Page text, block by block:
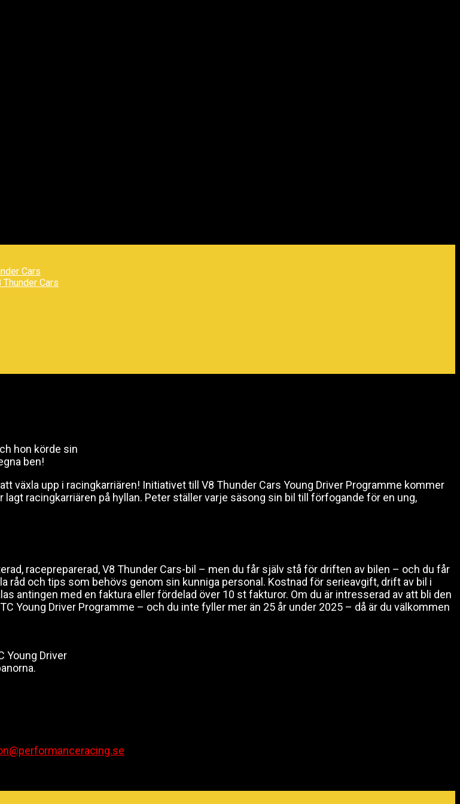
Cars
Thunder Cars
hon körde sin
ben!
växla upp i racingkarriären! Initiativet till V8 Thunder Cars Young Driver Programme kommer
racingkarriären på hyllan. Peter ställer varje säsong sin bil till förfogande för en ung,
racepreparerad, V8 Thunder Cars-bil – men du får själv stå för driften av bilen – och du får
och tips som behövs genom sin kunniga personal. Kostnad för serieavgift, drift av bil i
antingen med en faktura eller fördelad över 10 st fakturor. Om du är intresserad av att bli den
Young Driver Programme – och du inte fyller mer än 25 år under 2025 – då är du välkommen
Young Driver
anceracing.se